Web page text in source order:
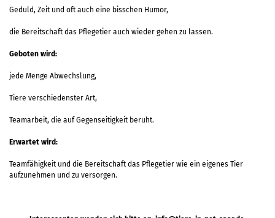
Geduld, Zeit und oft auch eine bisschen Humor,
die Bereitschaft das Pflegetier auch wieder gehen zu lassen.
Geboten wird:
jede Menge Abwechslung,
Tiere verschiedenster Art,
Teamarbeit, die auf Gegenseitigkeit beruht.
Erwartet wird:
Teamfähigkeit und die Bereitschaft das Pflegetier wie ein eigenes Tier
aufzunehmen und zu versorgen.